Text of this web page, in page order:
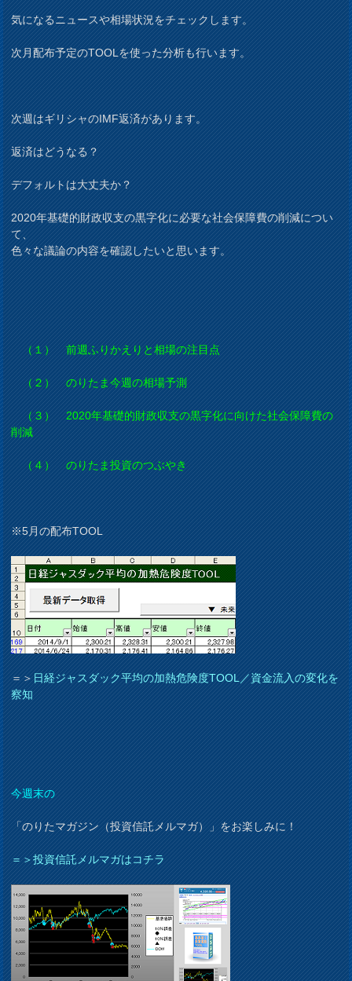
気になるニュースや相場状況をチェックします。
次月配布予定のTOOLを使った分析も行います。
次週はギリシャのIMF返済があります。
返済はどうなる？
デフォルトは大丈夫か？
2020年基礎的財政収支の黒字化に必要な社会保障費の削減につい
て、
色々な議論の内容を確認したいと思います。
（１） 前週ふりかえりと相場の注目点
（２） のりたま今週の相場予測
（３） 2020年基礎的財政収支の黒字化に向けた社会保障費の
削減
（４） のりたま投資のつぶやき
※5月の配布TOOL
＝＞日経ジャスダック平均の加熱危険度TOOL／資金流入の変化を
察知
今週末の
「のりたマガジン（投資信託メルマガ）」をお楽しみに！
＝＞投資信託メルマガはコチラ